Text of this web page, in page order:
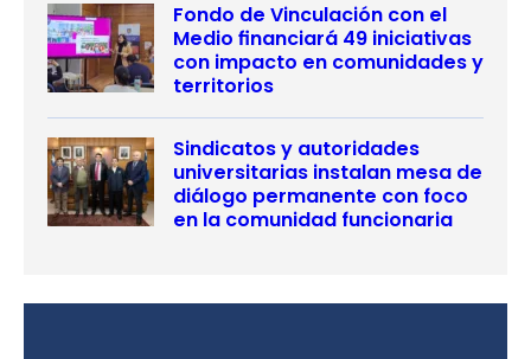
Fondo de Vinculación con el
Medio financiará 49 iniciativas
con impacto en comunidades y
territorios
Sindicatos y autoridades
universitarias instalan mesa de
diálogo permanente con foco
en la comunidad funcionaria